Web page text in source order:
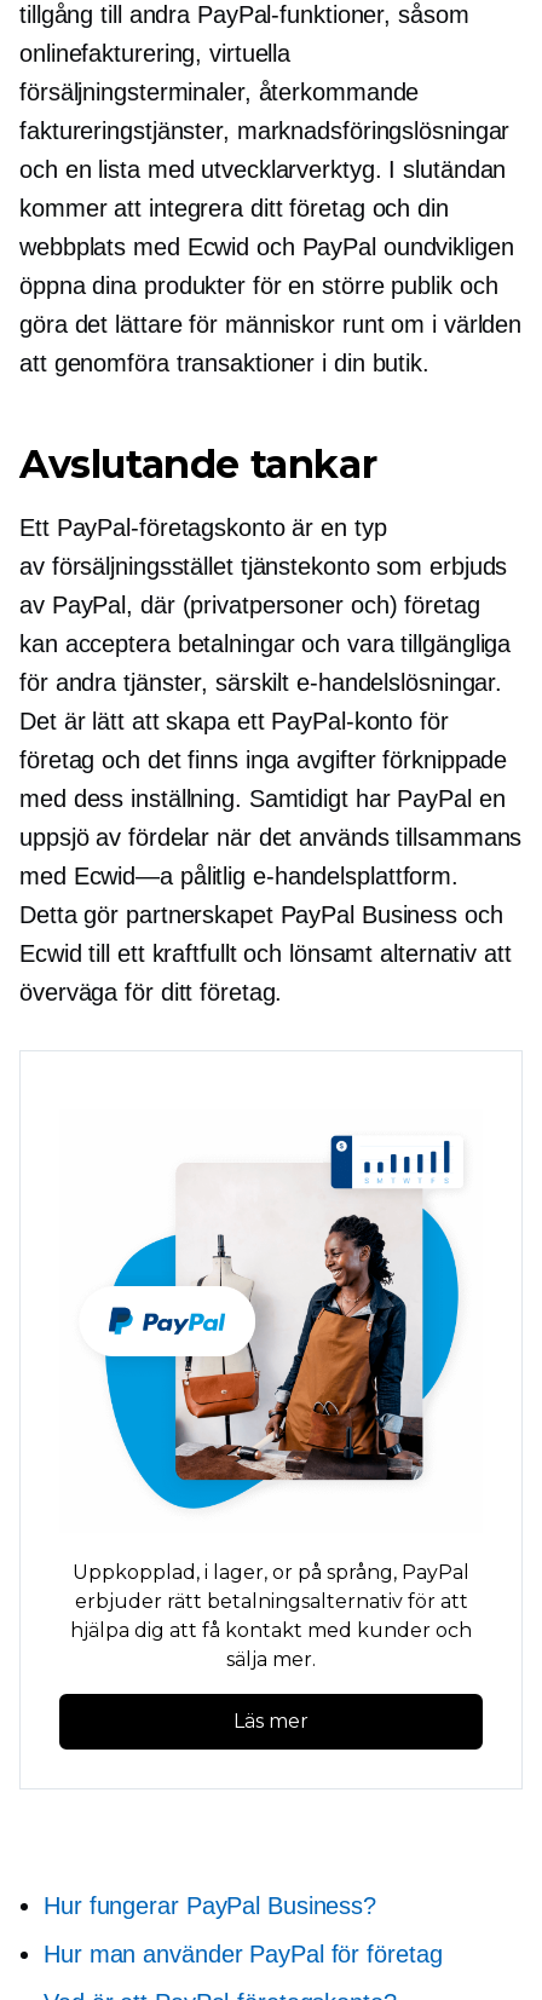
tillgång till andra PayPal-funktioner, såsom
onlinefakturering, virtuella
försäljningsterminaler, återkommande
faktureringstjänster, marknadsföringslösningar
och en lista med utvecklarverktyg. I slutändan
kommer att integrera ditt företag och din
webbplats med Ecwid och PayPal oundvikligen
öppna dina produkter för en större publik och
göra det lättare för människor runt om i världen
att genomföra transaktioner i din butik.
Avslutande tankar
Ett PayPal-företagskonto är en typ
av försäljningsställettjänstekonto som erbjuds
av PayPal, där (privatpersoner och) företag
kan acceptera betalningar och vara tillgängliga
för andra tjänster, särskilt e-handelslösningar.
Det är lätt att skapa ett PayPal-konto för
företag och det finns inga avgifter förknippade
med dess inställning. Samtidigt har PayPal en
uppsjö av fördelar när det används tillsammans
med Ecwid—apålitlig e-handelsplattform.
Detta gör partnerskapet PayPal Business och
Ecwid till ett kraftfullt och lönsamt alternativ att
överväga för ditt företag.
Uppkopplad, i lager, or på språng, PayPal
erbjuder rätt betalningsalternativ för att
hjälpa dig att få kontakt med kunder och
sälja mer.
Läs mer
Hur fungerar PayPal Business?
Hur man använder PayPal för företag